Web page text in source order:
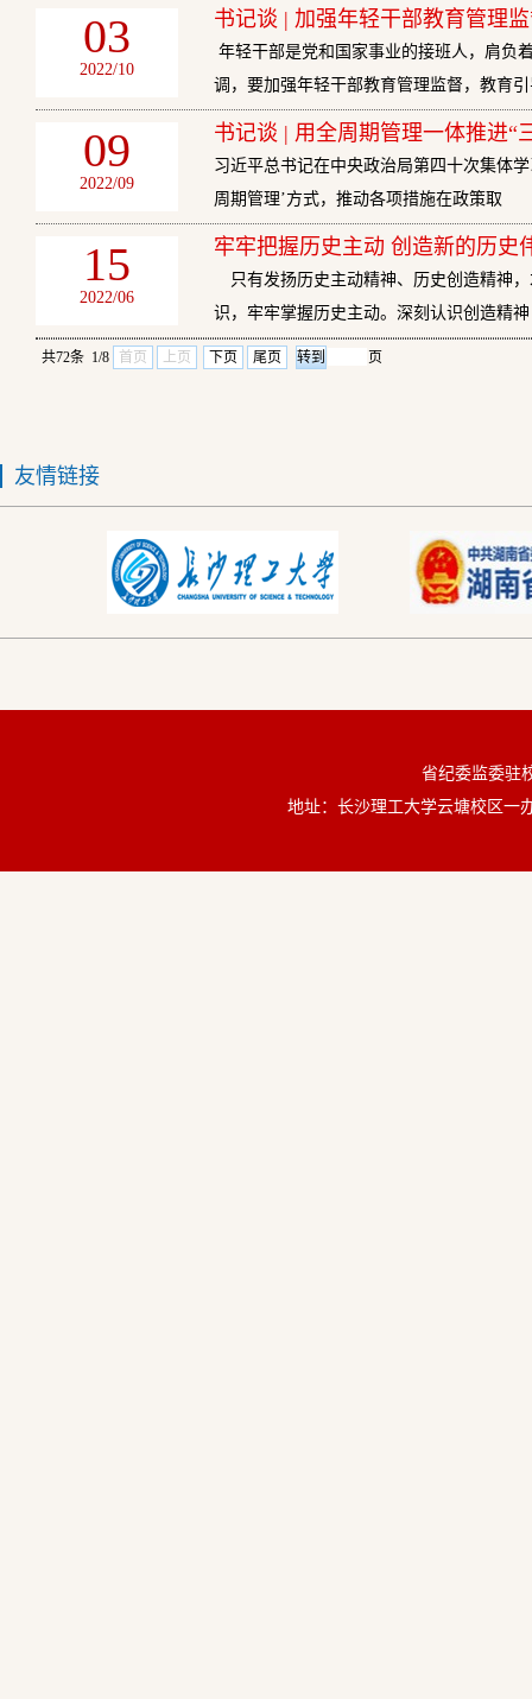
03
2022/10
书记谈 | 加强年轻干部教育管理
年轻干部是党和国家事业的接班人，肩负
调，要加强年轻干部教育管理监督，教育
09
2022/09
书记谈 | 用全周期管理一体推进“
习近平总书记在中央政治局第四十次集体
周期管理’方式，推动各项措施在政策取
15
2022/06
牢牢把握历史主动 创造新的历史
只有发扬历史主动精神、历史创造精神
识，牢牢掌握历史主动。深刻认识创造精神
共72条 1/8 首页 上页 下页 尾页 页
友情链接
省纪委监委驻
地址：长沙理工大学云塘校区一